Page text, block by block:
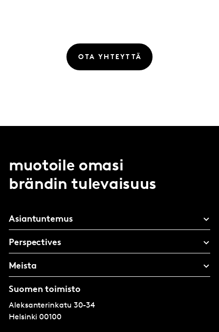
OTA YHTEYTTÄ
muotoile omasi
brändin tulevaisuus
Asiantuntemus
Perspectives
Meista
Suomen toimisto
Aleksanterinkatu 30-34
Helsinki 00100